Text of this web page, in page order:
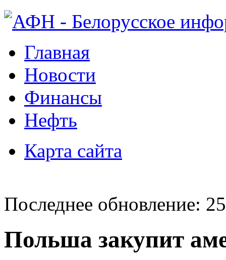
Главная
Новости
Финансы
Нефть
Карта сайта
Последнее обновление:
Польша закупит